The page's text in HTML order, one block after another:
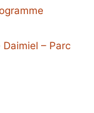
– Parc